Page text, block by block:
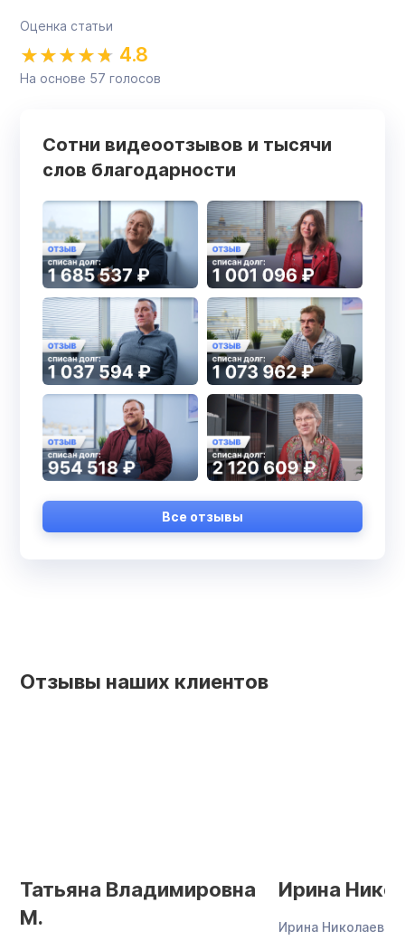
Оценка статьи
4.8
На основе 57 голосов
Сотни видеоотзывов и тысячи
слов благодарности
Все отзывы
Отзывы наших клиентов
Татьяна Владимировна
М.
Ирина
Ирина Николаевна